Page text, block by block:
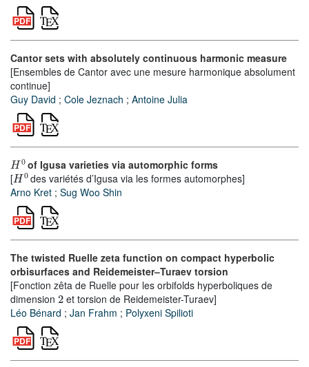
Cantor sets with absolutely continuous harmonic measure
[Ensembles de Cantor avec une mesure harmonique absolument
continue]
Guy David ; Cole Jeznach ; Antoine Julia
H0of Igusa varieties via automorphic forms
[H0des variétés d’Igusa via les formes automorphes]
Arno Kret ; Sug Woo Shin
The twisted Ruelle zeta function on compact hyperbolic
orbisurfaces and Reidemeister–Turaev torsion
[Fonction zêta de Ruelle pour les orbifolds hyperboliques de
dimension 2et torsion de Reidemeister-Turaev]
Léo Bénard ; Jan Frahm ; Polyxeni Spilioti